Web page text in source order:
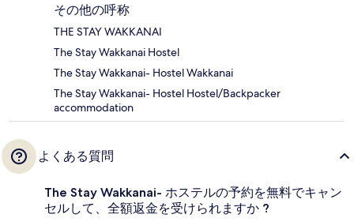
その他の呼称
THE STAY WAKKANAI
The Stay Wakkanai Hostel
The Stay Wakkanai- Hostel Wakkanai
The Stay Wakkanai- Hostel Hostel/Backpacker
accommodation
よくある質問
The Stay Wakkanai- ホステルの予約を無料でキャン
セルして、全額返金を受けられますか ?